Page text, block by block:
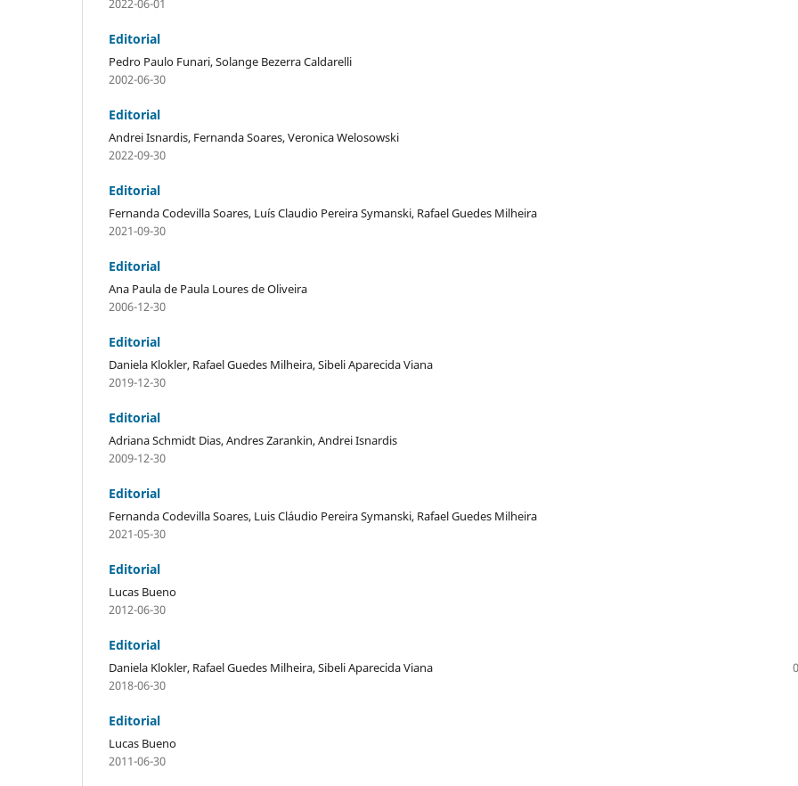
2022-06-01
Editorial
Pedro Paulo Funari, Solange Bezerra Caldarelli
2002-06-30
Editorial
Andrei Isnardis, Fernanda Soares, Veronica Welosowski
2022-09-30
Editorial
Fernanda Codevilla Soares, Luís Claudio Pereira Symanski, Rafael Guedes Milheira
2021-09-30
Editorial
Ana Paula de Paula Loures de Oliveira
2006-12-30
Editorial
Daniela Klokler, Rafael Guedes Milheira, Sibeli Aparecida Viana
2019-12-30
Editorial
Adriana Schmidt Dias, Andres Zarankin, Andrei Isnardis
2009-12-30
Editorial
Fernanda Codevilla Soares, Luis Cláudio Pereira Symanski, Rafael Guedes Milheira
2021-05-30
Editorial
Lucas Bueno
2012-06-30
Editorial
Daniela Klokler, Rafael Guedes Milheira, Sibeli Aparecida Viana
2018-06-30
Editorial
Lucas Bueno
2011-06-30